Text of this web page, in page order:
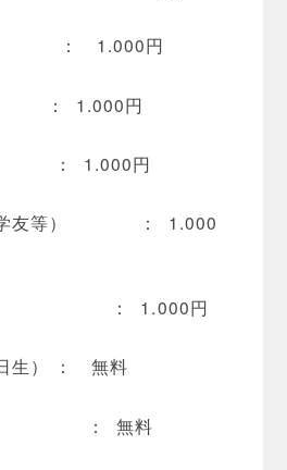
1.000円
： 1.000円
： 1.000円
学友等） ： 1.000
： 1.000円
生） ： 無料
ト ： 無料